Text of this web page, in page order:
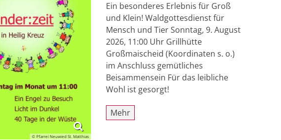
© Pfarrei Neuwied St. Matthias
Ein besonderes Erlebnis für Groß
und Klein! Waldgottesdienst für
Mensch und Tier Sonntag, 9. August
2026, 11:00 Uhr Grillhütte
Großmaischeid (Koordinaten s. o.)
im Anschluss gemütliches
Beisammensein Für das leibliche
Wohl ist gesorgt!
Mehr